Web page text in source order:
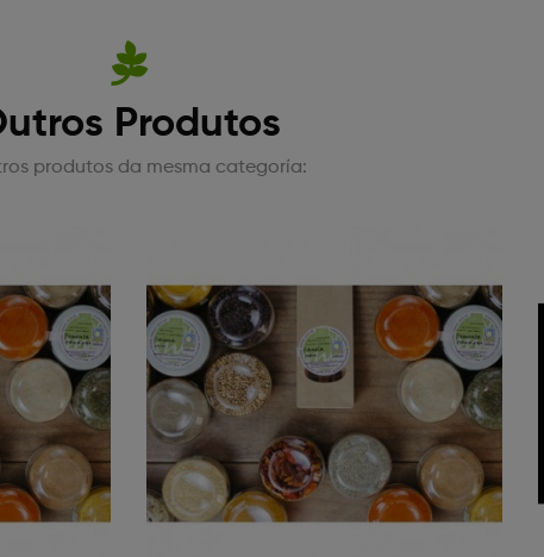
Produtos
produtos da mesma categoría: